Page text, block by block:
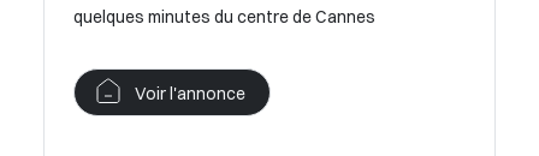
quelques minutes du centre de Cannes
Voir l'annonce